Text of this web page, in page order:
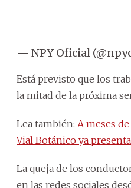
— NPY Oficial
Está previsto que los
la mitad de la próxima
Lea también: A meses
Vial Botánico ya
La queja de los
en las redes sociales